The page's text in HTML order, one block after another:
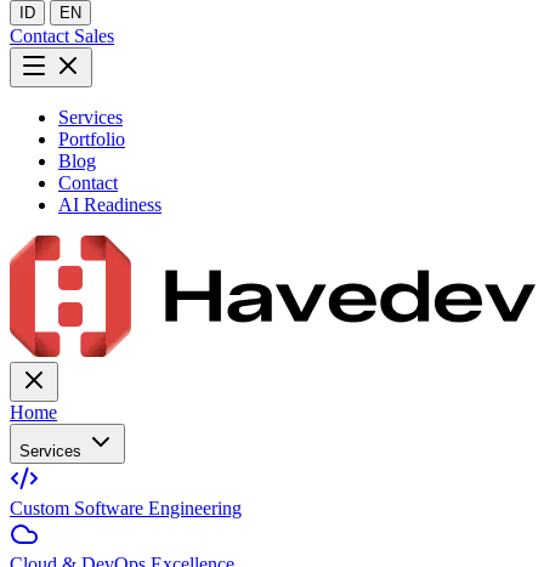
ID EN
Contact Sales
Services
Portfolio
Blog
Contact
AI Readiness
Home
Services
Custom Software Engineering